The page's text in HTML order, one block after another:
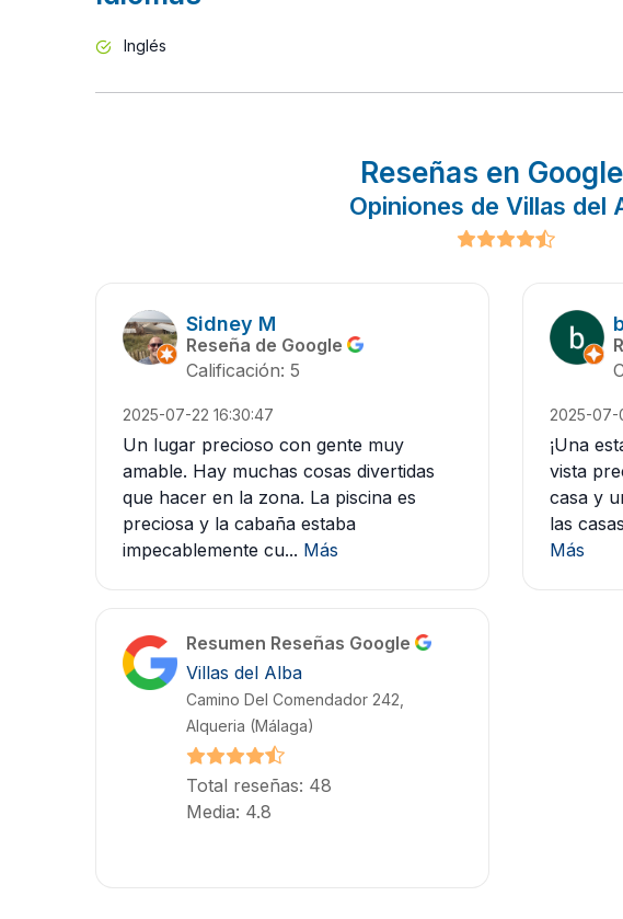
Inglés
Reseñas en Google
Opiniones de Villas del
Sidney M
Reseña de Google
Calificación: 5
2025-07-22 16:30:47
Un lugar precioso con gente muy
amable. Hay muchas cosas divertidas
que hacer en la zona. La piscina es
preciosa y la cabaña estaba
impecablemente cu... Más
2025-07-
¡Una
vista
casa y
las
Más
Resumen Reseñas Google
Villas del Alba
Camino Del Comendador 242,
Alqueria (Málaga)
Total reseñas: 48
Media: 4.8